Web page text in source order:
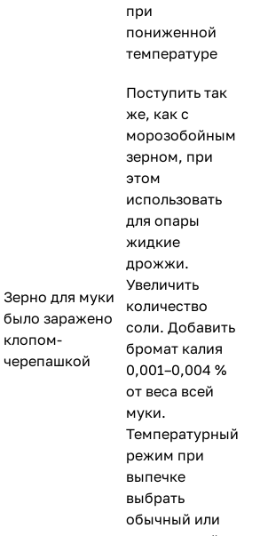
при
пониженной
температуре
Зерно для муки
было заражено
клопом-
черепашкой
Поступить так
же, как с
морозобойным
зерном, при
этом
использовать
для опары
жидкие
дрожжи.
Увеличить
количество
соли. Добавить
бромат калия
0,001–0,004 %
от веса всей
муки.
Температурный
режим при
выпечке
выбрать
обычный или